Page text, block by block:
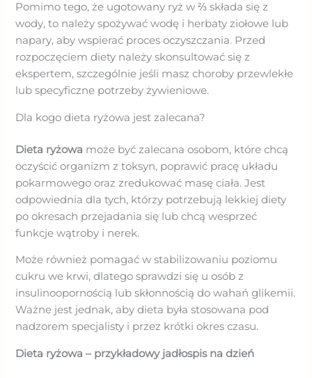
Pomimo tego, że ugotowany ryż w ⅔ składa się z
wody, to należy spożywać wodę i herbaty ziołowe lub
napary, aby wspierać proces oczyszczania. Przed
rozpoczęciem diety należy skonsultować się z
ekspertem, szczególnie jeśli masz choroby przewlekłe
lub specyficzne potrzeby żywieniowe.
Dla kogo dieta ryżowa jest zalecana?
Dieta ryżowa może być zalecana osobom, które chcą
oczyścić organizm z toksyn, poprawić pracę układu
pokarmowego oraz zredukować masę ciała. Jest
odpowiednia dla tych, którzy potrzebują lekkiej diety
po okresach przejadania się lub chcą wesprzeć
funkcje wątroby i nerek.
Może również pomagać w stabilizowaniu poziomu
cukru we krwi, dlatego sprawdzi się u osób z
insulinoopornością lub skłonnością do wahań glikemii.
Ważne jest jednak, aby dieta była stosowana pod
nadzorem specjalisty i przez krótki okres czasu.
Dieta ryżowa – przykładowy jadłospis na dzień